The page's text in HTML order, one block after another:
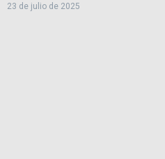
23 de julio de 2025